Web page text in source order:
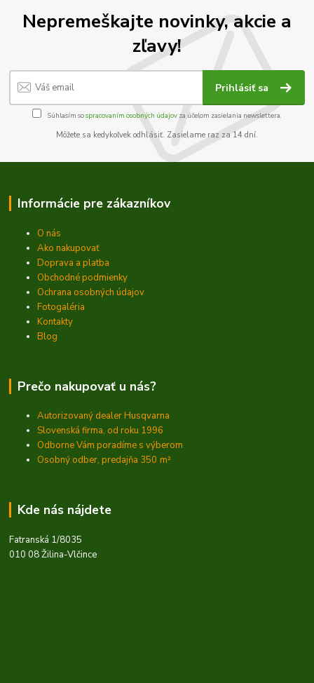
Nepremeškajte novinky, akcie a
zľavy!
Prihlásiť sa
Súhlasím sospracovaním osobných údajov za účelom zasielania newslettera.
Môžete sa kedykoľvek odhlásiť. Zasielame raz za 14 dní.
Informácie pre zákazníkov
O nás
Ako nakupovať
Doprava a platba
Obchodné podmienky
Ochrana osobných údajov
Fotogaléria
Kontakty
Blog
Prečo nakupovať u nás?
Autorizovaný dealer Husqvarna
Slovenská firma, od roku 1996
Odborne Vám poradíme s výberom
Osobný odber, predajňa 350 m²
Kde nás nájdete
Fatranská 1/8035
010 08 Žilina-Vlčince